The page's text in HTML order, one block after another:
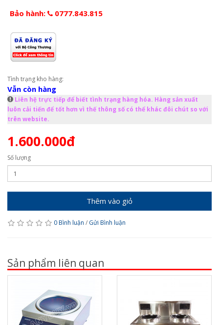
Bảo hành:
0777.843.815
Tình trạng kho hàng:
Vẫn còn hàng
Liên hệ trực tiếp để biết tình trạng hàng hóa. Hàng sản xuất
luôn cải tiến để tốt hơn vì thế thông số có thể khác đôi chút so với
trên website.
1.600.000đ
Số lượng
Thêm vào giỏ
0 Bình luận / Gửi Bình luận
Sản phẩm liên quan